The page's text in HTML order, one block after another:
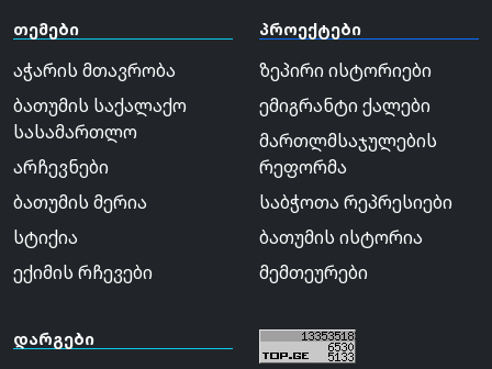
თემები
აჭარის მთავრობა
ბათუმის საქალაქო
სასამართლო
არჩევნები
ბათუმის მერია
სტიქია
ექიმის რჩევები
პროექტები
ზეპირი ისტორიები
ემიგრანტი ქალები
მართლმსაჯულების
რეფორმა
საბჭოთა რეპრესიები
ბათუმის ისტორია
მემთეურები
დარგები